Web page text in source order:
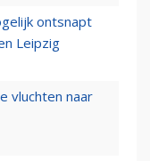
ontsnapt
Leipzig
vluchten naar